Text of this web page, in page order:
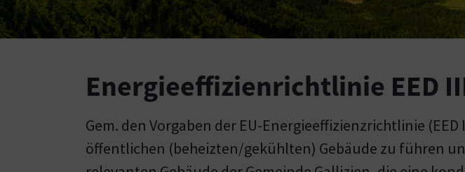
Energieeffizienrichtlinie EED
Gem. den Vorgaben der EU-Energieeffizienzrichtlinie
öffentlichen (beheizten/gekühlten) Gebäude zu führen